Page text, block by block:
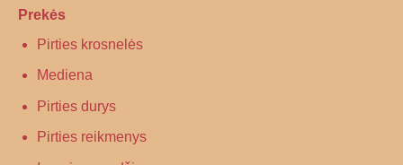
Prekės
Pirties krosnelės
Mediena
Pirties durys
Pirties reikmenys